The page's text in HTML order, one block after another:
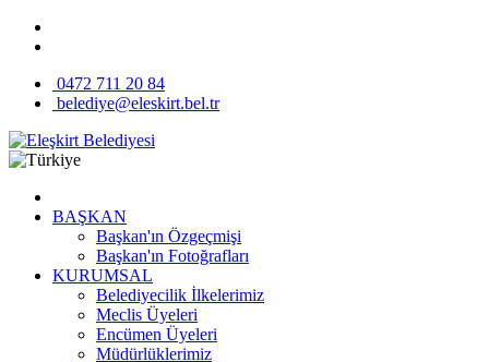
0472 711 20 84
belediye@eleskirt.bel.tr
BAŞKAN
Başkan'ın Özgeçmişi
Başkan'ın Fotoğrafları
KURUMSAL
Belediyecilik İlkelerimiz
Meclis Üyeleri
Encümen Üyeleri
Müdürlüklerimiz